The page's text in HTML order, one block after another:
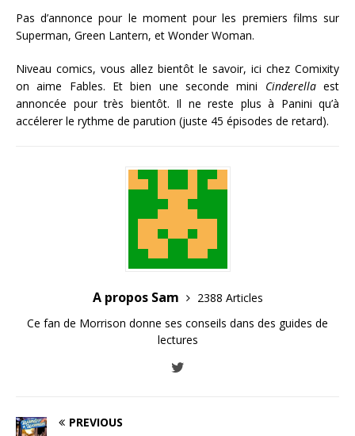
Pas d’annonce pour le moment pour les premiers films sur
Superman, Green Lantern, et Wonder Woman.
Niveau comics, vous allez bientôt le savoir, ici chez Comixity
on aime Fables. Et bien une seconde mini Cinderellaest
annoncée pour très bientôt. Il ne reste plus à Panini qu’à
accélerer le rythme de parution (juste 45 épisodes de retard).
A propos Sam
2388 Articles
Ce fan de Morrison donne ses conseils dans des guides de
lectures
PREVIOUS